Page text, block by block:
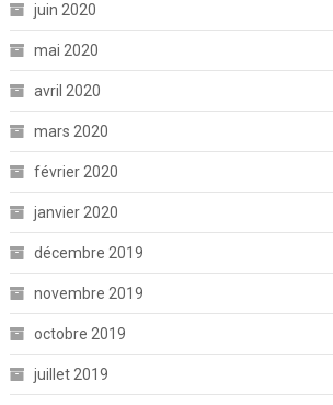
juin 2020
mai 2020
avril 2020
mars 2020
février 2020
janvier 2020
décembre 2019
novembre 2019
octobre 2019
juillet 2019